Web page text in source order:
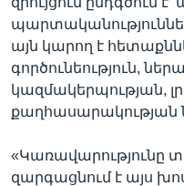
այն կարող է
գործունեություն,
կազմակերպության,
քաղհասարակության
«Կառավարությունը
զարգացնում է այս